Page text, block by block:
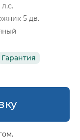
л.с.
5 дв.
Гарантия